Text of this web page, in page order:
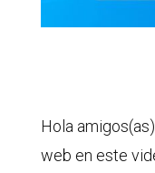
Hola
web en este